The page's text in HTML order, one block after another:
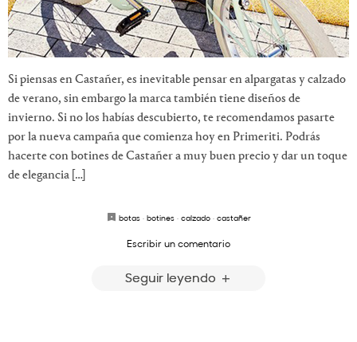
Si piensas en Castañer, es inevitable pensar en alpargatas y calzado
de verano, sin embargo la marca también tiene diseños de
invierno. Si no los habías descubierto, te recomendamos pasarte
por la nueva campaña que comienza hoy en Primeriti. Podrás
hacerte con botines de Castañer a muy buen precio y dar un toque
de elegancia […]
botas· botines· calzado· castañer
Escribir un comentario
Seguir leyendo